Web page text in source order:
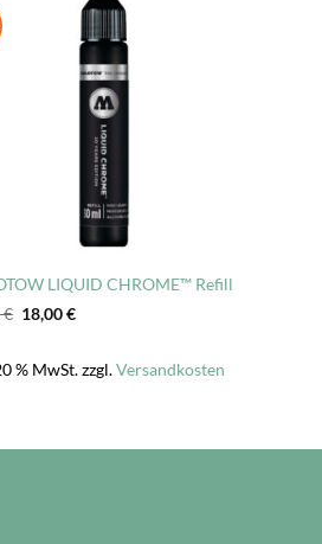
LIQUID CHROME™ Refill
€ Ursprünglicher
Preis
22,50 €
18,00€Aktueller
18,00 €.
% MwSt.zzgl.Versandkosten